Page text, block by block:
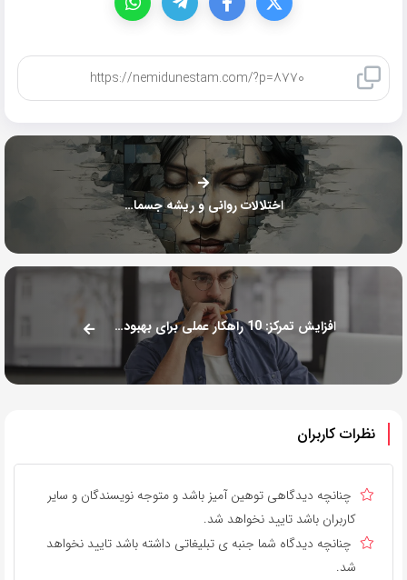
اختلالات روانی و ریشه جسمانی
افزایش تمرکز: 10 راهکار عملی برای بهبود تمرکز و دقت
نظرات کاربران
چنانچه دیدگاهی توهین آمیز باشد و متوجه نویسندگان و سایر
کاربران باشد تایید نخواهد شد.
چنانچه دیدگاه شما جنبه ی تبلیغاتی داشته باشد تایید نخواهد
شد.